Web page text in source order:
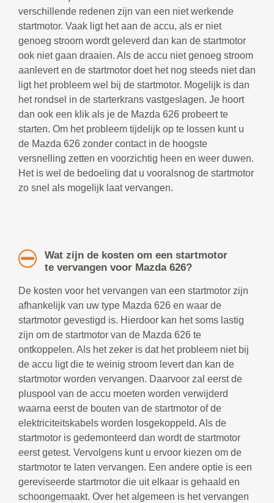
verschillende redenen zijn van een niet werkende
startmotor. Vaak ligt het aan de accu, als er niet
genoeg stroom wordt geleverd dan kan de startmotor
ook niet gaan draaien. Als de accu niet genoeg stroom
aanlevert en de startmotor doet het nog steeds niet dan
ligt het probleem wel bij de startmotor. Mogelijk is dan
het rondsel in de starterkrans vastgeslagen. Je hoort
dan ook een klik als je de Mazda 626 probeert te
starten. Om het probleem tijdelijk op te lossen kunt u
de Mazda 626 zonder contact in de hoogste
versnelling zetten en voorzichtig heen en weer duwen.
Het is wel de bedoeling dat u vooralsnog de startmotor
zo snel als mogelijk laat vervangen.
Wat zijn de kosten om een startmotor
te vervangen voor Mazda 626?
De kosten voor het vervangen van een startmotor zijn
afhankelijk van uw type Mazda 626 en waar de
startmotor gevestigd is. Hierdoor kan het soms lastig
zijn om de startmotor van de Mazda 626 te
ontkoppelen. Als het zeker is dat het probleem niet bij
de accu ligt die te weinig stroom levert dan kan de
startmotor worden vervangen. Daarvoor zal eerst de
pluspool van de accu moeten worden verwijderd
waarna eerst de bouten van de startmotor of de
elektriciteitskabels worden losgekoppeld. Als de
startmotor is gedemonteerd dan wordt de startmotor
eerst getest. Vervolgens kunt u ervoor kiezen om de
startmotor te laten vervangen. Een andere optie is een
gereviseerde startmotor die uit elkaar is gehaald en
schoongemaakt. Over het algemeen is het vervangen